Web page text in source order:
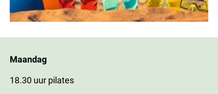
Maandag
18.30 uur pilates